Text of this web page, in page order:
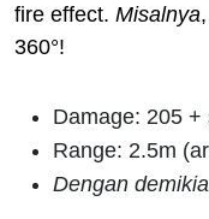
fire effect. Misalnya
360°!
Damage: 205 +
Range: 2.5m
Dengan